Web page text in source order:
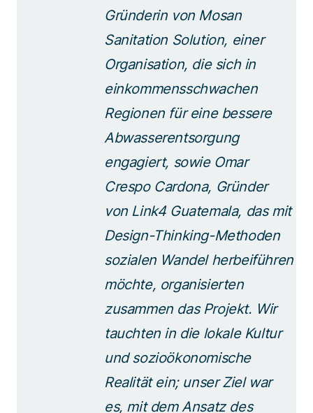
Gründerin von Mosan
Sanitation Solution, einer
Organisation, die sich in
einkommensschwachen
Regionen für eine bessere
Abwasserentsorgung
engagiert, sowie Omar
Crespo Cardona, Gründer
von Link4 Guatemala, das mit
Design-Thinking-Methoden
sozialen Wandel herbeiführen
möchte, organisierten
zusammen das Projekt. Wir
tauchten in die lokale Kultur
und sozioökonomische
Realität ein; unser Ziel war
es, mit dem Ansatz des